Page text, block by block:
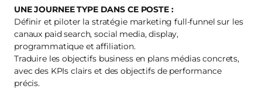
UNE JOURNEE TYPE DANS CE POSTE :
Définir et piloter la stratégie marketing full-funnel sur les
canaux paid search, social media, display,
programmatique et affiliation.
Traduire les objectifs business en plans médias concrets,
avec des KPIs clairs et des objectifs de performance
précis.